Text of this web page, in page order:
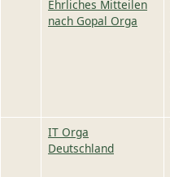
Ehrliches Mitteilen
nach Gopal Orga
IT Orga
Deutschland